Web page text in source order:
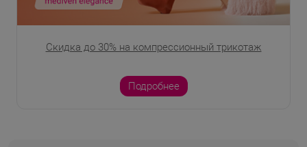
Скидка до 30% на компрессионный трикотаж
Подробнее